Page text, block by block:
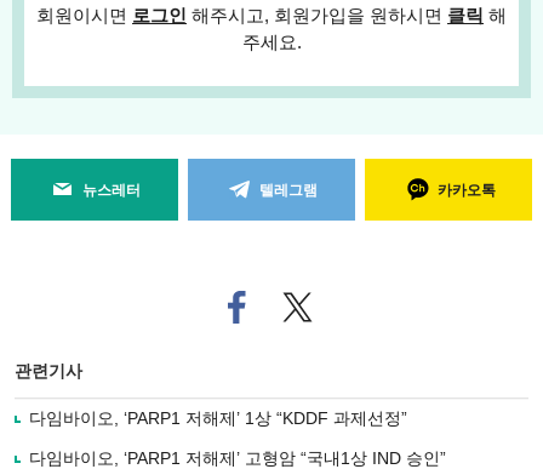
회원이시면 로그인 해주시고, 회원가입을 원하시면 클릭 해
주세요.
뉴스레터 텔레그램 카카오톡
페
이
로
기
사
트위
터로
관련기사
다임바이오, ‘PARP1 저해제’ 1상 “KDDF 과제선정”
다임바이오, ‘PARP1 저해제’ 고형암 “국내1상 IND 승인”